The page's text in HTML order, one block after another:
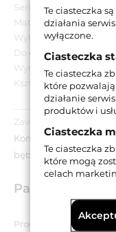
Seria:
Materiał:
Wykończenie:
Do drzwi:
Wymiar szyldu:
Kształt szyldu:
Zawartość opakowania:
Komplet klamek na
bębenkową,
Parametry
Producent:
Te ciasteczka
działania
wyłączone.
Ciasteczka
Te ciasteczka
które
działanie
produktów i
Ciasteczka
Te ciasteczka
które mogą
celach